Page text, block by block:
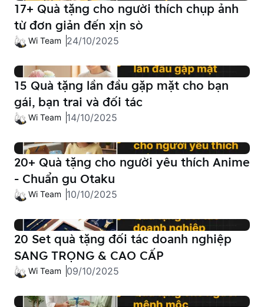
17+ Quà tặng cho người thích chụp ảnh
từ đơn giản đến xịn sò
Wi Team 24/10/2025
15 Quà tặng lần đầu gặp mặt cho bạn
gái, bạn trai và đối tác
Wi Team 14/10/2025
20+ Quà tặng cho người yêu thích Anime
- Chuẩn gu Otaku
Wi Team 10/10/2025
20 Set quà tặng đối tác doanh nghiệp
SANG TRỌNG & CAO CẤP
Wi Team 09/10/2025